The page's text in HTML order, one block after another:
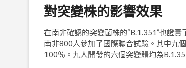
對突變株的影響效果
在南非確認的突變菌株的“B.1.351”也證實
南非800人參加了國際聯合試驗。其中九
100％。九人開發的六個突變體均為